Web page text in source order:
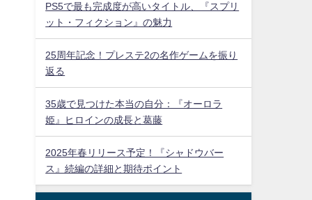
PS5で最も完成度が高いタイトル、『スプリ
ット・フィクション』の魅力
25周年記念！プレステ2の名作ゲームを振り
返る
35歳で見つけた本当の自分：『オーロラ
姫』ヒロインの成長と葛藤
2025年春リリース予定！『シャドウバー
ス』続編の詳細と期待ポイント